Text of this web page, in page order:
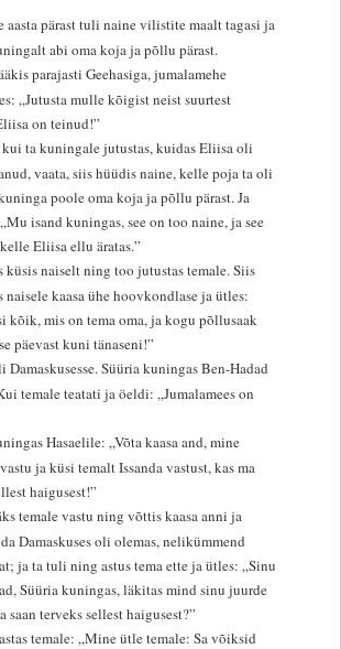
aasta pärast tuli naine vilistite maalt tagasi ja
abi oma koja ja põllu pärast.
parajasti Geehasiga, jumalamehe
„Jutusta mulle kõigist neist suurtest
on teinud!”
kui ta kuningale jutustas, kuidas Eliisa oli
vaata, siis hüüdis naine, kelle poja ta oli
poole oma koja ja põllu pärast. Ja
isand kuningas, see on too naine, ja see
Eliisa ellu äratas.”
küsis naiselt ning too jutustas temale. Siis
naisele kaasa ühe hoovkondlase ja ütles:
kõik, mis on tema oma, ja kogu põllusaak
päevast kuni tänaseni!”
Damaskusesse. Süüria kuningas Ben-Hadad
temale teatati ja öeldi: „Jumalamees on
Hasaelile: „Võta kaasa and, mine
ja küsi temalt Issanda vastust, kas ma
haigusest!”
temale vastu ning võttis kaasa anni ja
Damaskuses oli olemas, nelikümmend
ja ta tuli ning astus tema ette ja ütles: „Sinu
Süüria kuningas, läkitas mind sinu juurde
saan terveks sellest haigusest?”
temale: „Mine ütle temale: Sa võiksid